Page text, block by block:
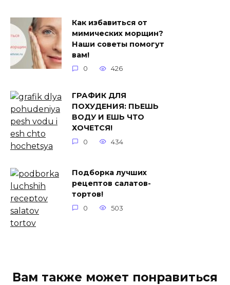
Как избавиться от
мимических морщин?
Наши советы помогут
вам!
0 426
ГРАФИК ДЛЯ
ПОХУДЕНИЯ: ПЬЕШЬ
ВОДУ И ЕШЬ ЧТО
ХОЧЕТСЯ!
0 434
Подборка лучших
рецептов салатов-
тортов!
0 503
Вам также может понравиться